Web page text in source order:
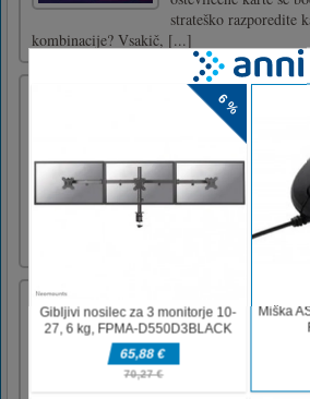
strateško razporedite
kombinacije? Vsakič, [...]
Off Road Passenger
Off road Jeep Game
to a whole new level
game-play, realistic
environment, better
experience and
game with out
Popolne rezine na
Perfect Slices Online
sprostitvena arkadna
umetnosti. Uspelo
predmete, kot so